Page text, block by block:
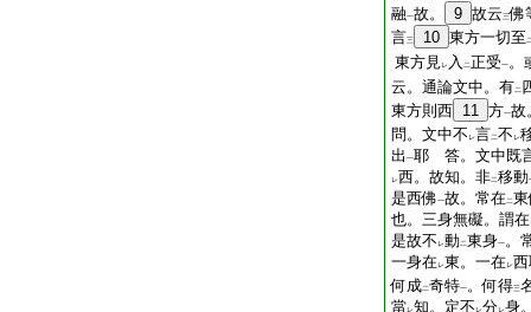
融一故。 9 故云三佛
言三 10 東方一切至
東方見レ 入 二正受一。
云。通論文中。有二
東方則西 11 方一故
問。文中不 レ言二不 レ
出 一耶 答。文中既
レ西。故知。非二移動
是西佛一故。常在二
也。三身無礙。謂在
是故不 レ動二東身一。
一身在レ東。一在レ
何成二奇特一。何得三
當レ知。定不 レ分レ身